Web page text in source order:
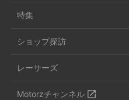
特集
ショップ探訪
レーサーズ
Motorzチャンネル